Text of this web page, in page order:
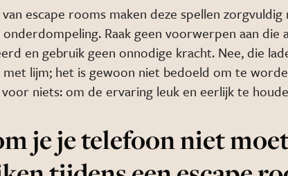
escape rooms maken deze spellen
Raak geen voorwerpen aan die
en gebruik geen onnodige kracht. Nee, die
lijm; het is gewoon niet bedoeld om te
niets: om de ervaring leuk en eerlijk te
je je telefoon niet